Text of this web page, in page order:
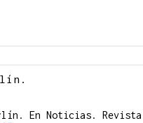
En Noticias. Revista